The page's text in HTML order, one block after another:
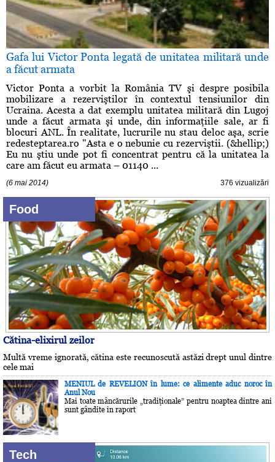
Gafa lui Victor Ponta legată de unitatea militară unde
a făcut armata
Victor Ponta a vorbit la România TV şi despre posibila
mobilizare a rezerviştilor în contextul tensiunilor din
Ucraina. Acesta a dat exemplu unitatea militară din Lugoj
unde a făcut armata şi unde, din informaţiile sale, ar fi
blocuri ANL. În realitate, lucrurile nu stau deloc aşa, scrie
redesteptarea.ro "Asta e o nebunie cu rezerviştii. (&hellip;)
Eu nu ştiu unde pot fi concentrat pentru că la unitatea la
care am făcut eu armata – 01140 ...
(6 mai 2014) 376 vizualizări
Food
Cătina-elixirul zeilor
Multă vreme ignorată, cătina este recunoscută astăzi drept unul dintre
cele mai
MENIUL de REVELION în lume: ce alimente aduc noroc în
Anul Nou
Mai toate mâncărurile „tradiţionale” pentru noaptea dintre ani
sunt gândite în raport
Tech